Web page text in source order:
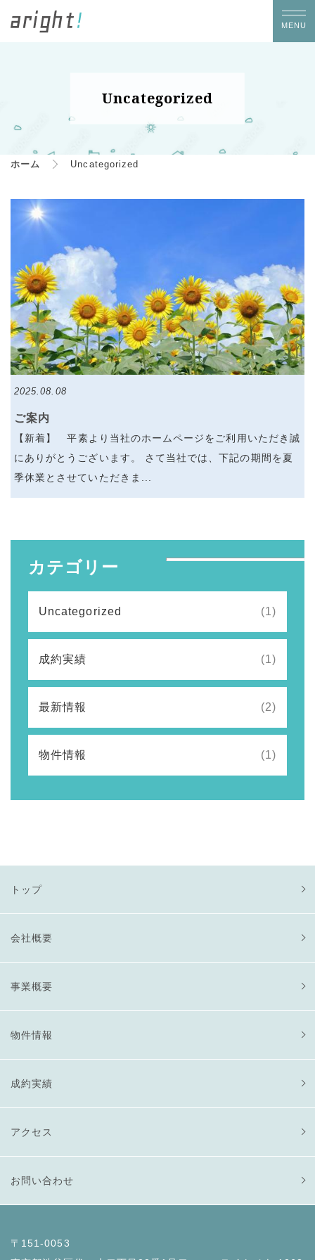
Uncategorized
ホーム Uncategorized
2025.08.08
ご案内
【新着】 平素より当社のホームページをご利用いただき誠
にありがとうございます。 さて当社では、下記の期間を夏
季休業とさせていただきま...
カテゴリー
Uncategorized (1)
成約実績 (1)
最新情報 (2)
物件情報 (1)
トップ
会社概要
事業概要
物件情報
成約実績
アクセス
お問い合わせ
〒151-0053